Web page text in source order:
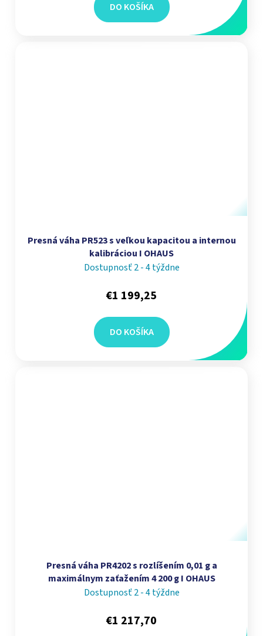
DO KOŠÍKA
Presná váha PR523 s veľkou kapacitou a internou
kalibráciou I OHAUS
Dostupnosť 2 - 4 týždne
€1 199,25
DO KOŠÍKA
Presná váha PR4202 s rozlíšením 0,01 g a
maximálnym zaťažením 4 200 g I OHAUS
Dostupnosť 2 - 4 týždne
€1 217,70